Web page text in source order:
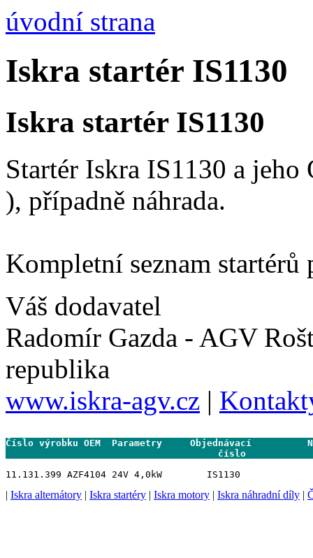
úvodní strana
Iskra startér IS1130
Iskra startér IS1130
Startér Iskra IS1130 a
), případně náhrada.
Kompletní seznam
Váš dodavatel
Radomír Gazda - AGV
republika
www.iskra-agv.cz |
Číslo výrobku OEM  Parametry
| Iskra alternátory | Iskra startéry | Iskra motory | Iskra náhradní díly |